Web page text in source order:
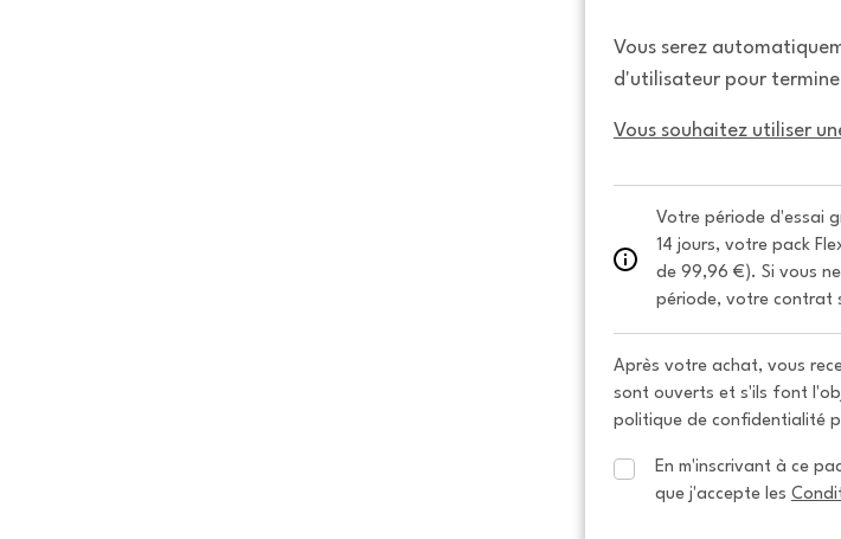
Vous serez
d'utilisateur pour
Vous souhaitez utiliser
Votre période d'essai
14 jours, votre pack
de 99,96 €). Si vous
période, votre contrat
Après votre achat, vous
sont ouverts et s'ils font
politique de confidentialité
En m'inscrivant à ce
que j'accepte les